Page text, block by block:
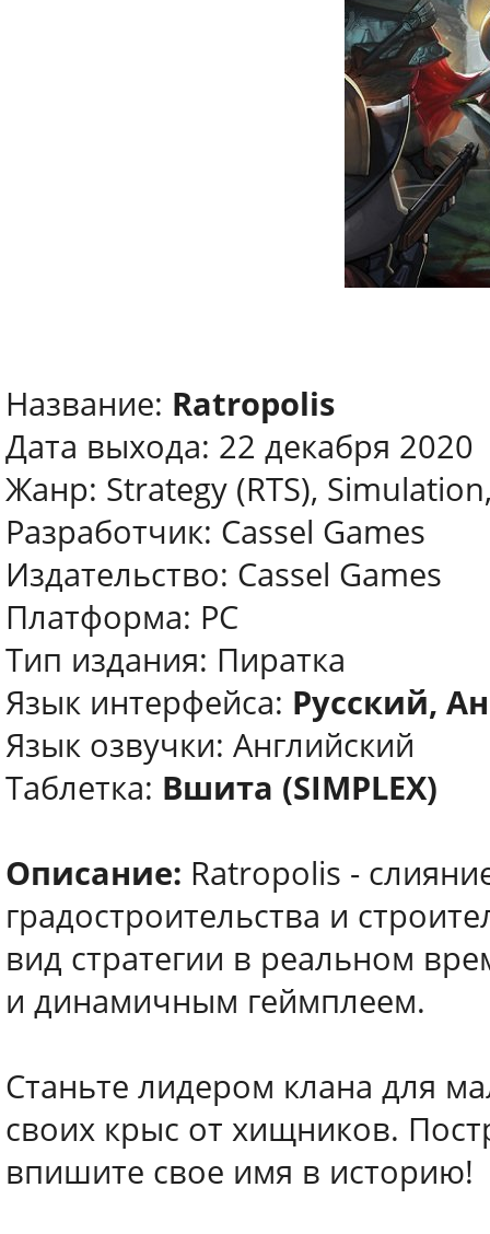
Название: Ratropolis
Дата выхода: 22 декабря 2020
Жанр: Strategy (RTS),
Разработчик: Cassel Games
Издательство: Cassel Games
Платформа: PC
Тип издания: Пиратка
Язык интерфейса: Русский,
Язык озвучки: Английский
Таблетка: Вшита (SIMPLEX)
Описание: Ratropolis -
градостроительства и
вид стратегии в реальном
и динамичным геймплеем.
Станьте лидером клана для
своих крыс от хищников.
впишите свое имя в историю!